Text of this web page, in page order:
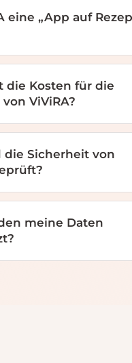
eine „App auf
die Kosten für die
ViViRA?
die Sicherheit von
meine Daten